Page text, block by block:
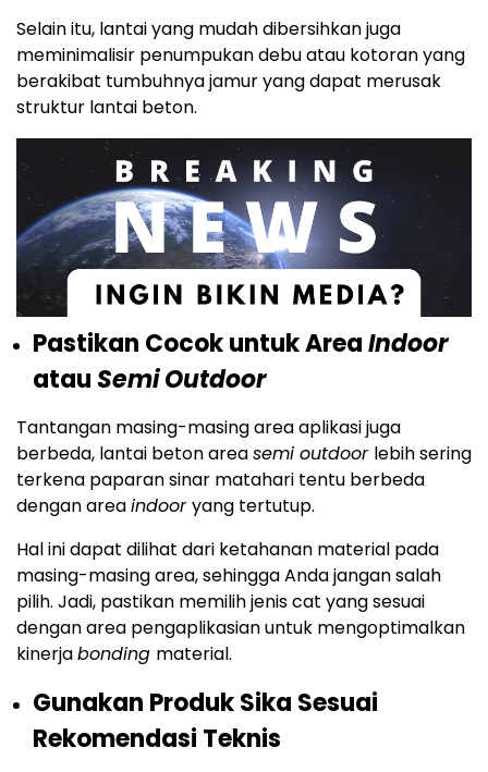
Selain itu, lantai yang mudah dibersihkan juga
meminimalisir penumpukan debu atau kotoran yang
berakibat tumbuhnya jamur yang dapat merusak
struktur lantai beton.
Pastikan Cocok untuk AreaIndoor
atauSemi Outdoor
Tantangan masing-masing area aplikasi juga
berbeda, lantai beton areasemi outdoor lebih sering
terkena paparan sinar matahari tentu berbeda
dengan areaindooryang tertutup.
Hal ini dapat dilihat dari ketahanan material pada
masing-masing area, sehingga Anda jangan salah
pilih. Jadi, pastikan memilih jenis cat yang sesuai
dengan area pengaplikasian untuk mengoptimalkan
kinerjabonding material.
Gunakan Produk Sika Sesuai
Rekomendasi Teknis